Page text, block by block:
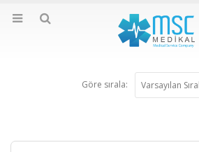
Göre sırala: